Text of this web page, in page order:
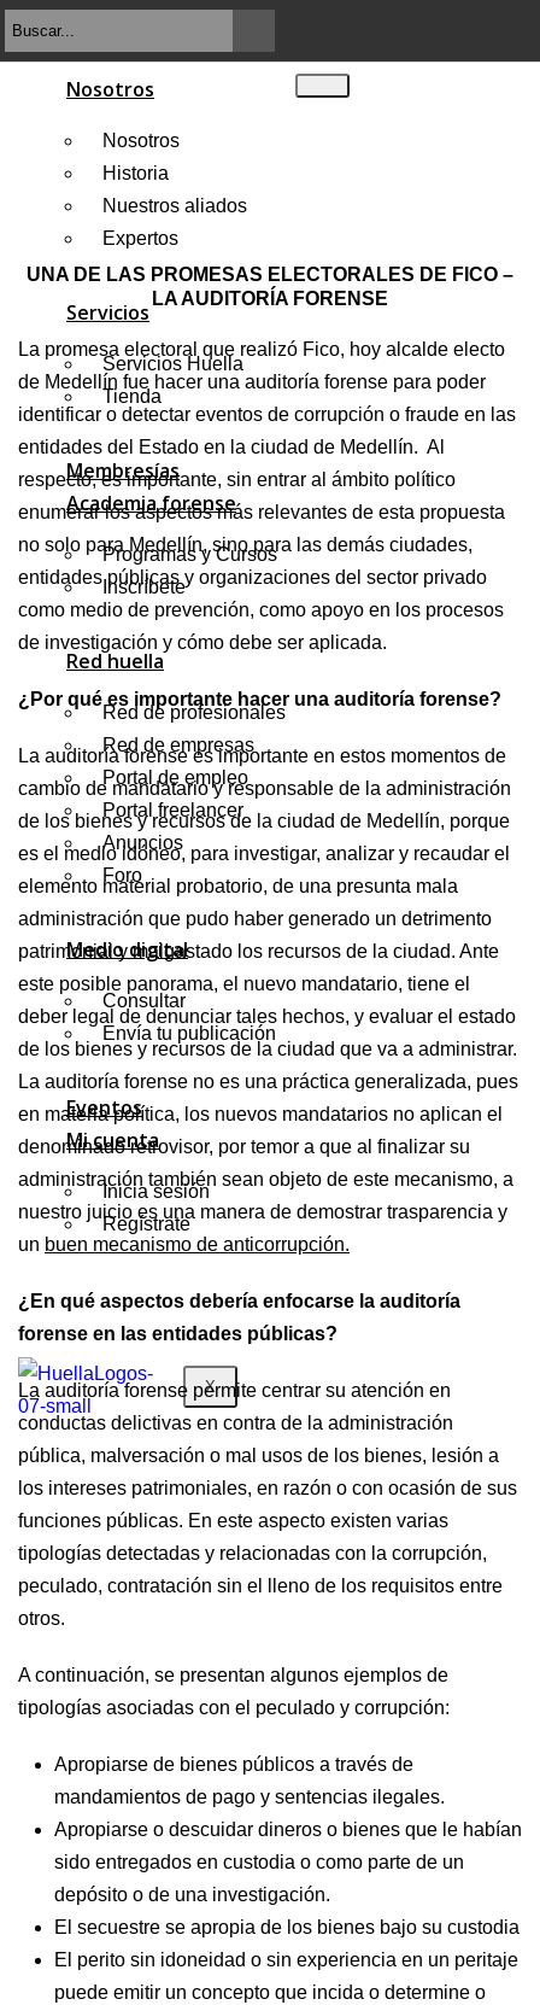
Nosotros
Nosotros
Historia
Nuestros aliados
Expertos
Servicios
Servicios Huella
Tienda
Membresías
Academia forense
Programas y Cursos
Inscríbete
Red huella
Red de profesionales
Red de empresas
Portal de empleo
Portal freelancer
Anuncios
Foro
Medio digital
Consultar
Envía tu publicación
Eventos
Mi cuenta
Inicia sesión
Regístrate
X
UNA DE LAS PROMESAS ELECTORALES DE FICO –
LA AUDITORÍA FORENSE
La promesa electoral que realizó Fico, hoy alcalde electo
de Medellín fue hacer una auditoría forense para poder
identificar o detectar eventos de corrupción o fraude en las
entidades del Estado en la ciudad de Medellín. Al
respecto, es importante, sin entrar al ámbito político
enumerar los aspectos más relevantes de esta propuesta
no solo para Medellín, sino para las demás ciudades,
entidades públicas y organizaciones del sector privado
como medio de prevención, como apoyo en los procesos
de investigación y cómo debe ser aplicada.
¿Por qué es importante hacer una auditoría forense?
La auditoría forense es importante en estos momentos de
cambio de mandatario y responsable de la administración
de los bienes y recursos de la ciudad de Medellín, porque
es el medio idóneo, para investigar, analizar y recaudar el
elemento material probatorio, de una presunta mala
administración que pudo haber generado un detrimento
patrimonial y malgastado los recursos de la ciudad. Ante
este posible panorama, el nuevo mandatario, tiene el
deber legal de denunciar tales hechos, y evaluar el estado
de los bienes y recursos de la ciudad que va a administrar.
La auditoría forense no es una práctica generalizada, pues
en materia política, los nuevos mandatarios no aplican el
denominado retrovisor, por temor a que al finalizar su
administración también sean objeto de este mecanismo, a
nuestro juicio es una manera de demostrar trasparencia y
un buen mecanismo de anticorrupción.
¿En qué aspectos debería enfocarse la auditoría
forense en las entidades públicas?
La auditoría forense permite centrar su atención en
conductas delictivas en contra de la administración
pública, malversación o mal usos de los bienes, lesión a
los intereses patrimoniales, en razón o con ocasión de sus
funciones públicas. En este aspecto existen varias
tipologías detectadas y relacionadas con la corrupción,
peculado, contratación sin el lleno de los requisitos entre
otros.
A continuación, se presentan algunos ejemplos de
tipologías asociadas con el peculado y corrupción:
Apropiarse de bienes públicos a través de
mandamientos de pago y sentencias ilegales.
Apropiarse o descuidar dineros o bienes que le habían
sido entregados en custodia o como parte de un
depósito o de una investigación.
El secuestre se apropia de los bienes bajo su custodia
El perito sin idoneidad o sin experiencia en un peritaje
puede emitir un concepto que incida o determine o